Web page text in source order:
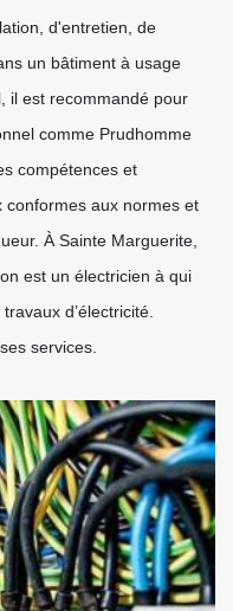
d'entretien, de
un bâtiment à usage
il est recommandé pour
comme Prudhomme
compétences et
conformes aux normes et
À Sainte Marguerite,
est un électricien à qui
d’électricité.
services.